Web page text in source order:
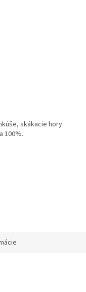
skákacie hory.
100%.